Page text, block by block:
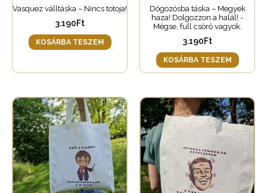
Vasquez válltáska – Nincs totoja!
3.190Ft
KOSÁRBA TESZEM
Dógozósba táska – Megyek
haza! Dolgozzon a halál! -
Mégse, full csóró vagyok.
3.190Ft
KOSÁRBA TESZEM